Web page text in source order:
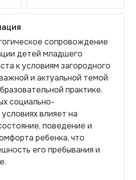
сопровождение
детей младшего
к условиям загородного
и актуальной темой
практике.
социально-
влияет на
поведение и
ребенка, что
его пребывания и